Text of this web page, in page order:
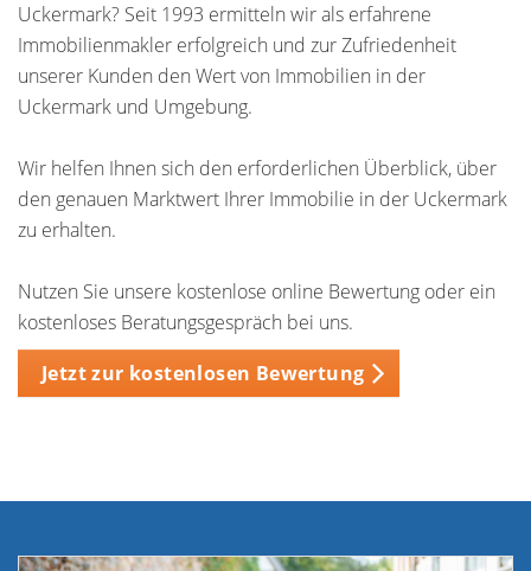
Uckermark? Seit 1993 ermitteln wir als erfahrene
Immobilienmakler erfolgreich und zur Zufriedenheit
unserer Kunden den Wert von Immobilien in der
Uckermark und Umgebung.
Wir helfen Ihnen sich den erforderlichen Überblick, über
den genauen Marktwert Ihrer Immobilie in der Uckermark
zu erhalten.
Nutzen Sie unsere kostenlose online Bewertung oder ein
kostenloses Beratungsgespräch bei uns.
Jetzt zur kostenlosen Bewertung